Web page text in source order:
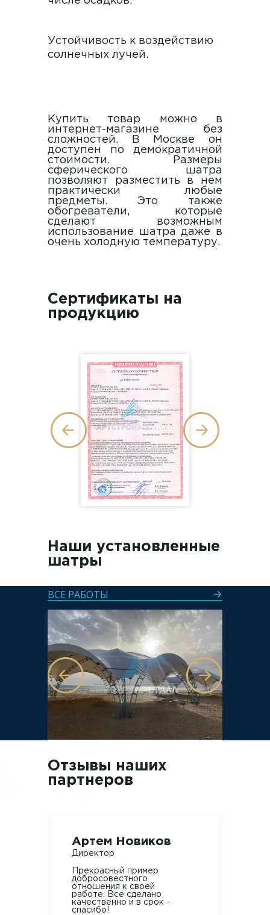
Устойчивость к воздействию
солнечных лучей.
Купить товар можно в
интернет-магазине без
сложностей. В Москве он
доступен по демократичной
стоимости. Размеры
сферического шатра
позволяют разместить в нем
практически любые
предметы. Это также
обогреватели, которые
сделают возможным
использование шатра даже в
очень холодную температуру.
Сертификаты на
продукцию
Наши установленные
шатры
ВСЕ РАБОТЫ
Отзывы наших
партнеров
Артем Новиков
Директор
Прекрасный пример
добросовестного
отношения к своей
работе. Все сделано
качественно и в срок -
спасибо!